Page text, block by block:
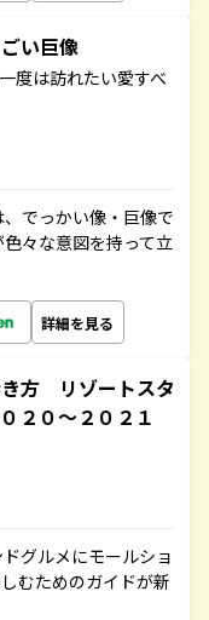
い巨像
度は訪れたい愛すべ
、でっかい像・巨像で
々な意図を持って立
詳細を見る
方 リゾートスタ
０～２０２１
グルメにモールショ
むためのガイドが新